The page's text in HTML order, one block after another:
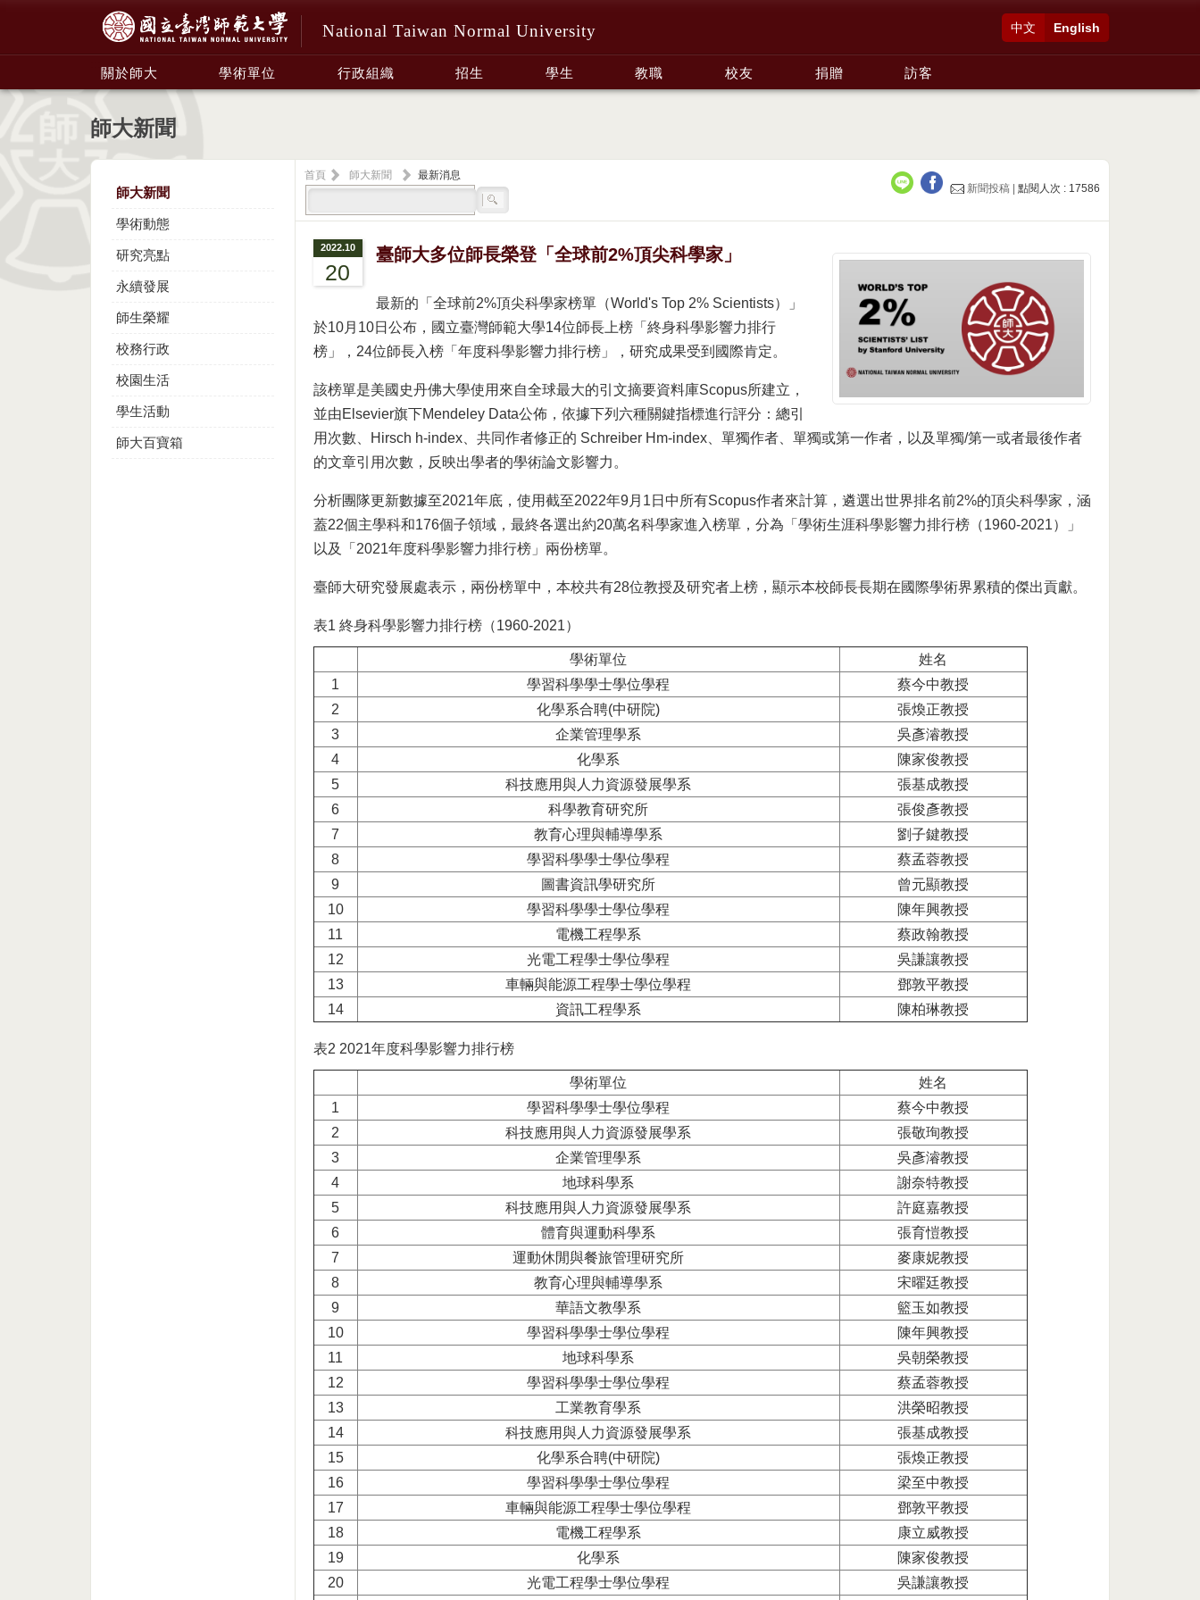
National Taiwan Normal University English
中文
關於師大 學術單位 行政組織 招生 學生 教職 校友 捐贈 訪客
師大新聞
師大新聞
學術動態
研究亮點
永續發展
師生榮耀
校務行政
校園生活
學生活動
師大百寶箱
首頁 師大新聞
最新消息
新聞投稿 |點閱人次 : 17586
2022.10
20
臺師大多位師長榮登「全球前2%頂尖科學家」
最新的「全球前2%頂尖科學家榜單（World's Top 2% Scientists）」
於10月10日公布，國立臺灣師範大學14位師長上榜「終身科學影響力排行
榜」，24位師長入榜「年度科學影響力排行榜」，研究成果受到國際肯定。
該榜單是美國史丹佛大學使用來自全球最大的引文摘要資料庫Scopus所建立，
並由Elsevier旗下Mendeley Data公佈，依據下列六種關鍵指標進行評分：總引
用次數、Hirsch h-index、共同作者修正的 Schreiber Hm-index、單獨作者、單獨或第一作者，以及單獨/第一或者最後作者
的文章引用次數，反映出學者的學術論文影響力。
分析團隊更新數據至2021年底，使用截至2022年9月1日中所有Scopus作者來計算，遴選出世界排名前2%的頂尖科學家，涵
蓋22個主學科和176個子領域，最終各選出約20萬名科學家進入榜單，分為「學術生涯科學影響力排行榜（1960-2021）」
以及「2021年度科學影響力排行榜」兩份榜單。
臺師大研究發展處表示，兩份榜單中，本校共有28位教授及研究者上榜，顯示本校師長長期在國際學術界累積的傑出貢獻。
表1 終身科學影響力排行榜（1960-2021）
學術單位
姓名
1
學習科學學士學位學程
蔡今中教授
2
化學系合聘(中研院)
張煥正教授
3
企業管理學系
吳彥濬教授
4
化學系
陳家俊教授
5
科技應用與人力資源發展學系
張基成教授
6
科學教育研究所
張俊彥教授
7
教育心理與輔導學系
劉子鍵教授
8
學習科學學士學位學程
蔡孟蓉教授
9
圖書資訊學研究所
曾元顯教授
10
學習科學學士學位學程
陳年興教授
11
電機工程學系
蔡政翰教授
12
光電工程學士學位學程
吳謙讓教授
13
車輛與能源工程學士學位學程
鄧敦平教授
14
資訊工程學系 陳柏琳教授
表2 2021年度科學影響力排行榜
學術單位
姓名
1
學習科學學士學位學程
蔡今中教授
2
科技應用與人力資源發展學系
張敬珣教授
3
企業管理學系
吳彥濬教授
4
地球科學系
謝奈特教授
5
科技應用與人力資源發展學系
許庭嘉教授
6
體育與運動科學系
張育愷教授
7
運動休閒與餐旅管理研究所
麥康妮教授
8
教育心理與輔導學系
宋曜廷教授
9
華語文教學系
籃玉如教授
10
學習科學學士學位學程
陳年興教授
11
地球科學系
吳朝榮教授
12
學習科學學士學位學程
蔡孟蓉教授
13
工業教育學系
洪榮昭教授
14
科技應用與人力資源發展學系
張基成教授
15
化學系合聘(中研院)
張煥正教授
16
學習科學學士學位學程
梁至中教授
17
車輛與能源工程學士學位學程
鄧敦平教授
18
電機工程學系
康立威教授
19
化學系
陳家俊教授
20
光電工程學士學位學程 吳謙讓教授